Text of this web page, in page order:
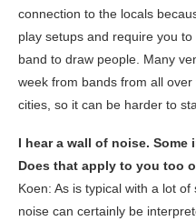
connection to the locals
play setups and require you
band to draw people. Many
week from bands from all
cities, so it can be harder to
I hear a wall of noise. Some
Does that apply to you too
Koen: As is typical with a lot
noise can certainly be